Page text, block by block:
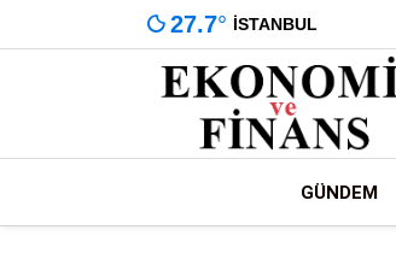
27.7° İSTANBUL
GÜNDEM